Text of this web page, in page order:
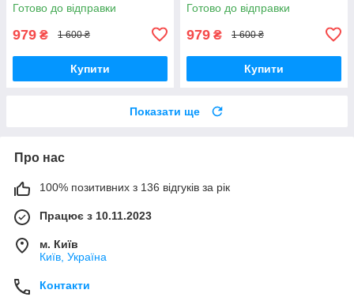
Готово до відправки
979 ₴ 1 600 ₴
Купити
Готово до відправки
979 ₴ 1 600 ₴
Купити
Показати ще
Про нас
100% позитивних з 136 відгуків за рік
Працює з 10.11.2023
м. Київ
Київ, Україна
Контакти